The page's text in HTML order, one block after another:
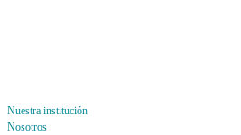
Nuestra institución
Nosotros